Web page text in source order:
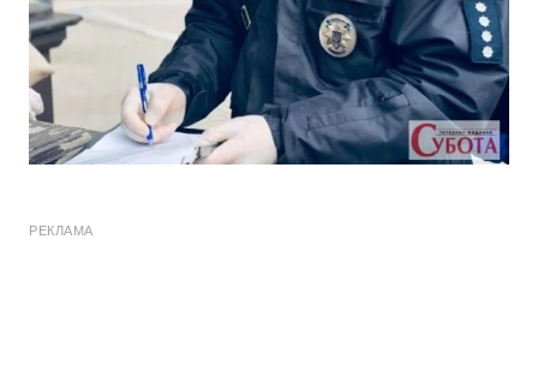
РЕКЛАМА